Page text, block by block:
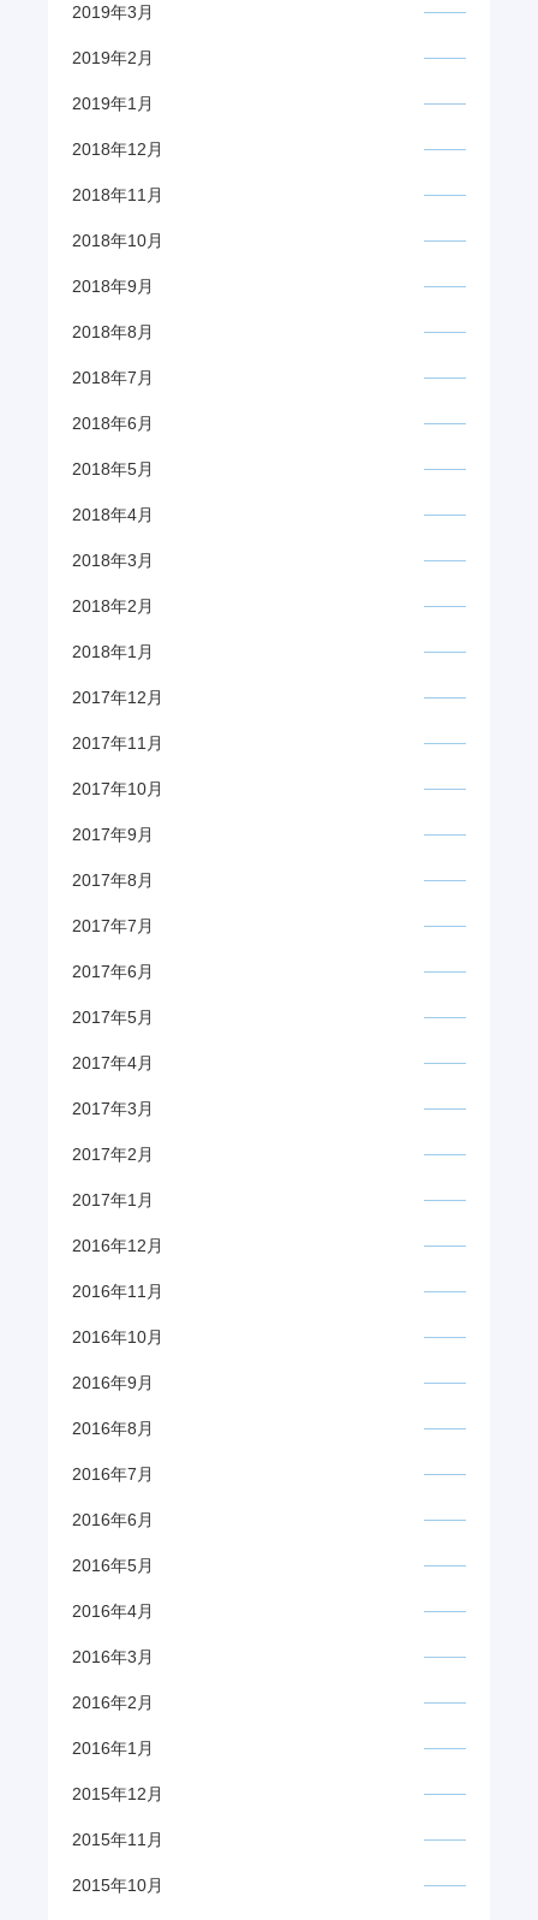
2019年3月
2019年2月
2019年1月
2018年12月
2018年11月
2018年10月
2018年9月
2018年8月
2018年7月
2018年6月
2018年5月
2018年4月
2018年3月
2018年2月
2018年1月
2017年12月
2017年11月
2017年10月
2017年9月
2017年8月
2017年7月
2017年6月
2017年5月
2017年4月
2017年3月
2017年2月
2017年1月
2016年12月
2016年11月
2016年10月
2016年9月
2016年8月
2016年7月
2016年6月
2016年5月
2016年4月
2016年3月
2016年2月
2016年1月
2015年12月
2015年11月
2015年10月